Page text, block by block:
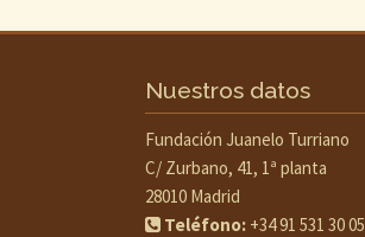
Nuestros datos
Fundación Juanelo Turriano
C/ Zurbano, 41, 1ª planta
28010 Madrid
Teléfono: +34 91 531 30 05